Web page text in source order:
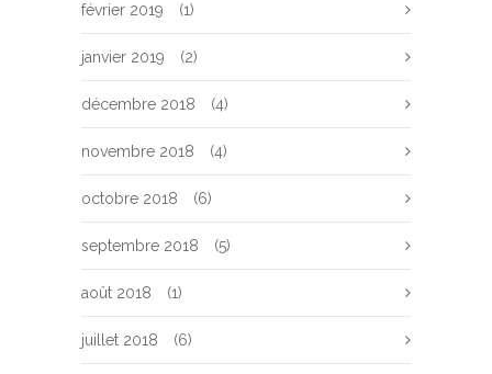
février 2019 (1)
janvier 2019 (2)
décembre 2018 (4)
novembre 2018 (4)
octobre 2018 (6)
septembre 2018 (5)
août 2018 (1)
juillet 2018 (6)